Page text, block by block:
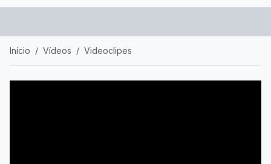
Início Vídeos Videoclipes